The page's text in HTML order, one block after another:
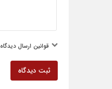
قوانین ارسال دیدگاه
ثبت دیدگاه